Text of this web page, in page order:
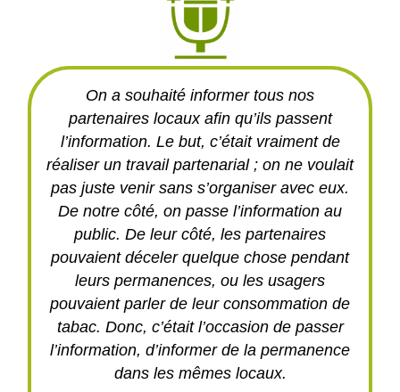
On a souhaité informer tous nos
partenaires locaux afin qu’ils passent
l’information. Le but, c’était vraiment de
réaliser un travail partenarial ; on ne voulait
pas juste venir sans s’organiser avec eux.
De notre côté, on passe l’information au
public. De leur côté, les partenaires
pouvaient déceler quelque chose pendant
leurs permanences, ou les usagers
pouvaient parler de leur consommation de
tabac. Donc, c’était l’occasion de passer
l’information, d’informer de la permanence
dans les mêmes locaux.